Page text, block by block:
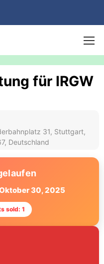
für IRGW
31, Stuttgart,
Deutschland
30, 2025
sold: 1